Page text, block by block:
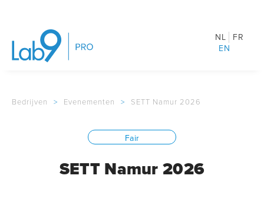
NL
FR
EN
Bedrijven > Evenementen > SETT Namur 2026
Fair
SETT Namur 2026